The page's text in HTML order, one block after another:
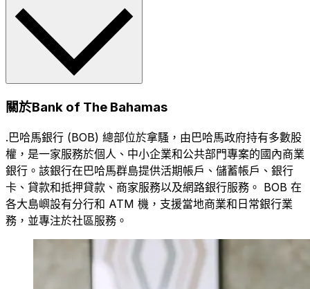
關於Bank of The Bahamas
.巴哈馬銀行 (BOB) 總部位於拿騷，由巴哈馬政府持有多數股
權，是一家服務於個人、中小企業和公共部門專案的國內商業
銀行。該銀行在巴哈馬群島提供活期帳戶、儲蓄帳戶、銀行
卡、貸款和抵押貸款、商家服務以及網路銀行服務。 BOB 在
各大島嶼設有分行和 ATM 機，支援當地商業和日常銀行業
務，並專注於社區服務。